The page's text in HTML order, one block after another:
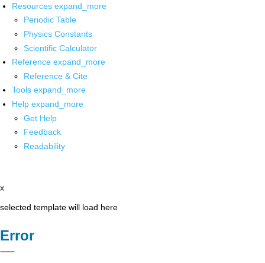
Resources expand_more
Periodic Table
Physics Constants
Scientific Calculator
Reference expand_more
Reference & Cite
Tools expand_more
Help expand_more
Get Help
Feedback
Readability
x
selected template will load here
Error